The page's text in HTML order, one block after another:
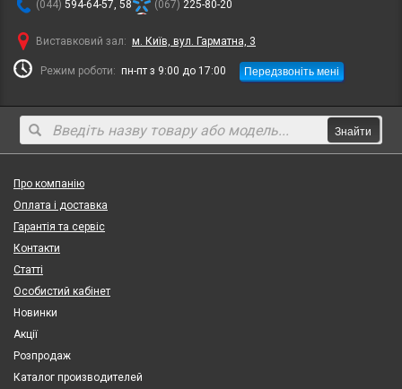
(044) 594-64-57, 58 (067) 225-80-20
Виставковий зал: м. Київ, вул. Гарматна, 3
Режим роботи: пн-пт з 9:00 до 17:00 Передзвоніть мені
Знайти
Про компанію
Оплата і доставка
Гарантія та сервіс
Контакти
Статті
Особистий кабінет
Новинки
Акції
Розпродаж
Каталог производителей